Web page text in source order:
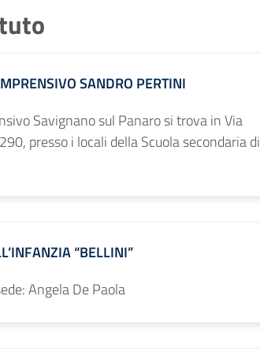
SANDRO PERTINI
Savignano sul Panaro si trova in Via
presso i locali della Scuola secondaria di
“BELLINI”
Angela De Paola